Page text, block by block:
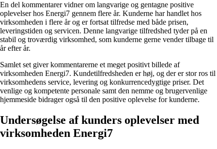
En del kommentarer vidner om langvarige og gentagne positive
oplevelser hos Energi7 gennem flere år. Kunderne har handlet hos
virksomheden i flere år og er fortsat tilfredse med både prisen,
leveringstiden og servicen. Denne langvarige tilfredshed tyder på en
stabil og troværdig virksomhed, som kunderne gerne vender tilbage til
år efter år.
Samlet set giver kommentarerne et meget positivt billede af
virksomheden Energi7. Kundetilfredsheden er høj, og der er stor ros til
virksomhedens service, levering og konkurrencedygtige priser. Det
venlige og kompetente personale samt den nemme og brugervenlige
hjemmeside bidrager også til den positive oplevelse for kunderne.
Undersøgelse af kunders oplevelser med
virksomheden Energi7